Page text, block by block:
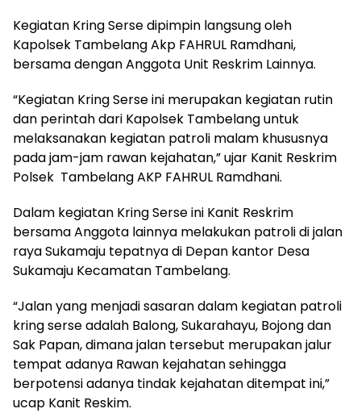
Kegiatan Kring Serse dipimpin langsung oleh
Kapolsek Tambelang Akp FAHRUL Ramdhani,
bersama dengan Anggota Unit Reskrim Lainnya.
“Kegiatan Kring Serse ini merupakan kegiatan rutin
dan perintah dari Kapolsek Tambelang untuk
melaksanakan kegiatan patroli malam khususnya
pada jam-jam rawan kejahatan,” ujar Kanit Reskrim
Polsek Tambelang AKP FAHRUL Ramdhani.
Dalam kegiatan Kring Serse ini Kanit Reskrim
bersama Anggota lainnya melakukan patroli di jalan
raya Sukamaju tepatnya di Depan kantor Desa
Sukamaju Kecamatan Tambelang.
“Jalan yang menjadi sasaran dalam kegiatan patroli
kring serse adalah Balong, Sukarahayu, Bojong dan
Sak Papan, dimana jalan tersebut merupakan jalur
tempat adanya Rawan kejahatan sehingga
berpotensi adanya tindak kejahatan ditempat ini,”
ucap Kanit Reskim.